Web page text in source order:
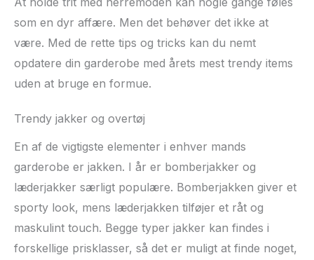
som en dyr affære. Men det behøver det ikke at
være. Med de rette tips og tricks kan du nemt
opdatere din garderobe med årets mest trendy items
uden at bruge en formue.
Trendy jakker og overtøj
En af de vigtigste elementer i enhver mands
garderobe er jakken. I år er bomberjakker og
læderjakker særligt populære. Bomberjakken giver et
sporty look, mens læderjakken tilføjer et råt og
maskulint touch. Begge typer jakker kan findes i
forskellige prisklasser, så det er muligt at finde noget,